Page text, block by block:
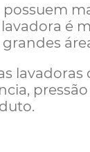
lavadora é